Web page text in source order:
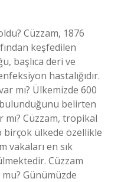
Cüzzam, 1876
keşfedilen
başlıca deri ve
hastalığıdır.
mı? Ülkemizde 600
bulunduğunu belirten
Cüzzam, tropikal
ülkede özellikle
vakaları en sık
Cüzzam
Günümüzde